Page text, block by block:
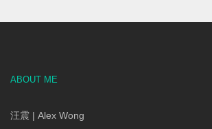
ABOUT ME
汪震 | Alex Wong